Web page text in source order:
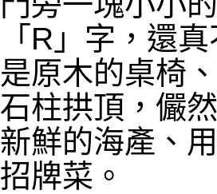
「R」字，還
是原木的桌椅
石柱拱頂，儼
新鮮的海產、
招牌菜。